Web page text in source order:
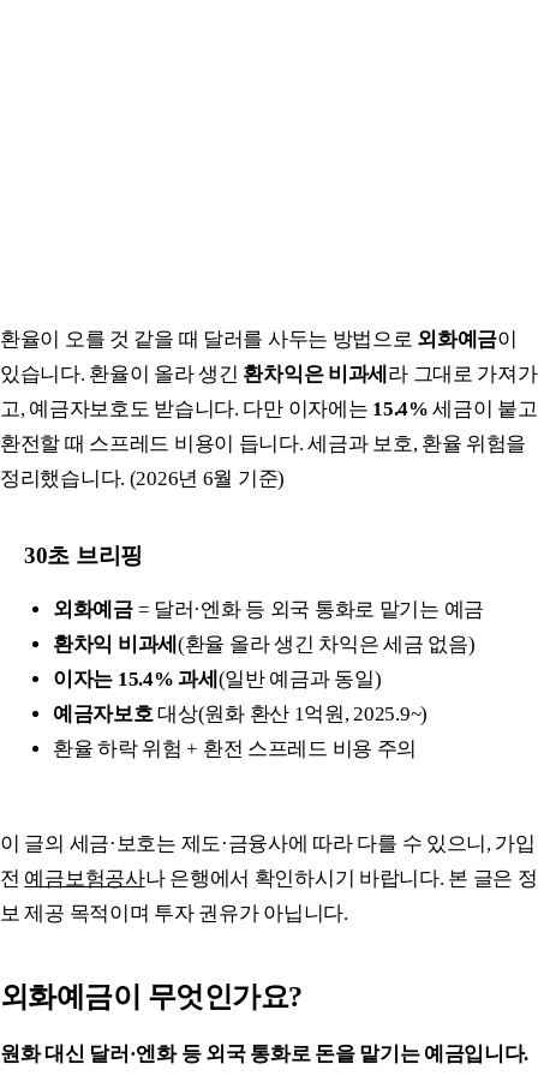
환율이 오를 것 같을 때 달러를 사두는 방법으로 외화예금이
있습니다. 환율이 올라 생긴 환차익은 비과세 라 그대로 가져가
고, 예금자보호도 받습니다. 다만 이자에는 15.4% 세금이 붙고
환전할 때 스프레드 비용이 듭니다. 세금과 보호, 환율 위험을
정리했습니다. (2026년 6월 기준)
30초 브리핑
외화예금= 달러·엔화 등 외국 통화로 맡기는 예금
환차익 비과세 (환율 올라 생긴 차익은 세금 없음)
이자는 15.4% 과세 (일반 예금과 동일)
예금자보호 대상(원화 환산 1억원, 2025.9~)
환율 하락 위험 + 환전 스프레드 비용 주의
이 글의 세금·보호는 제도·금융사에 따라 다를 수 있으니, 가입
전 예금보험공사나 은행에서 확인하시기 바랍니다. 본 글은 정
보 제공 목적이며 투자 권유가 아닙니다.
외화예금이 무엇인가요?
원화 대신 달러·엔화 등 외국 통화로 돈을 맡기는 예금입니다.